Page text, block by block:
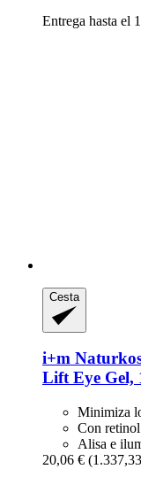
Entrega hasta el
Cesta
i+m
Lift Eye Gel,
Minimiza
Con
Alisa e
20,06 €